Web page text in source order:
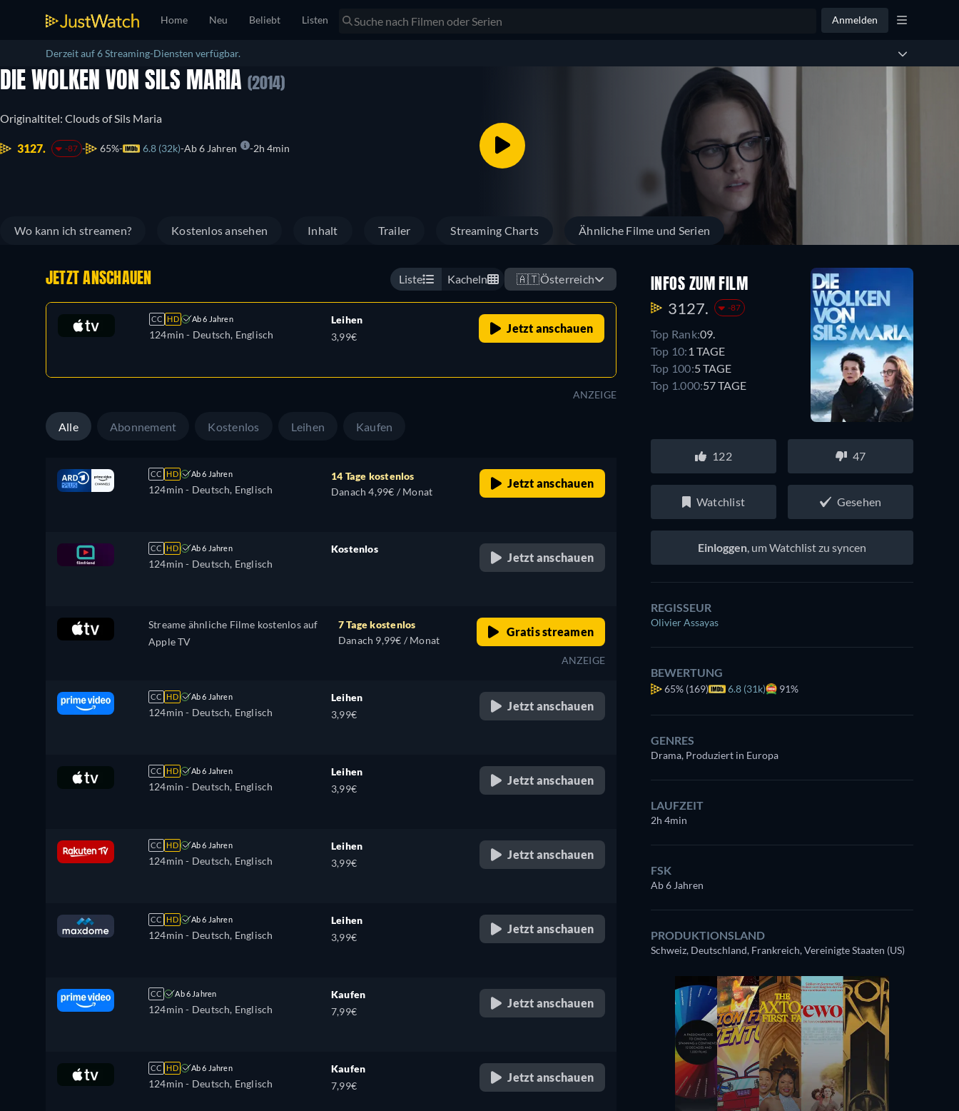
Home Neu Beliebt Listen Anmelden
Derzeit auf 6 Streaming-Diensten verfügbar.
DIE WOLKEN VON SILS MARIA (2014)
Originaltitel: Clouds of Sils Maria
3127. -87 65% 6.8 (32k) Ab 6 Jahren 2h 4min
Wo kann ich streamen? Kostenlos ansehen Inhalt Trailer Streaming Charts Ähnliche Filme und Serien
JETZT ANSCHAUEN Liste Kacheln 🇦🇹Österreich
CC HD Ab 6 Jahren
124min - Deutsch, Englisch
Leihen
3,99€
Jetzt anschauen
ANZEIGE
Alle Abonnement Kostenlos Leihen Kaufen
CC HD Ab 6 Jahren
124min - Deutsch, Englisch
14 Tage kostenlos
Danach 4,99€ / Monat
Jetzt anschauen
CC HD Ab 6 Jahren
124min - Deutsch, Englisch
Kostenlos
Jetzt anschauen
Streame ähnliche Filme kostenlos auf
Apple TV
7 Tage kostenlos
Danach 9,99€ / Monat
Gratis streamen
ANZEIGE
CC HD Ab 6 Jahren
124min - Deutsch, Englisch
Leihen
3,99€
Jetzt anschauen
CC HD Ab 6 Jahren
124min - Deutsch, Englisch
Leihen
3,99€
Jetzt anschauen
CC HD Ab 6 Jahren
124min - Deutsch, Englisch
Leihen
3,99€
Jetzt anschauen
CC HD Ab 6 Jahren
124min - Deutsch, Englisch
Leihen
3,99€
Jetzt anschauen
CC Ab 6 Jahren
124min - Deutsch, Englisch
Kaufen
7,99€
Jetzt anschauen
CC HD Ab 6 Jahren
124min - Deutsch, Englisch
Kaufen
7,99€
Jetzt anschauen
INFOS ZUM FILM
3127. -87
Top Rank:09.
Top 10: 1 TAGE
Top 100:5 TAGE
Top 1.000:57 TAGE
122 47
Watchlist Gesehen
Einloggen, um Watchlist zu syncen
REGISSEUR
Olivier Assayas
BEWERTUNG
65% (169) 6.8 (31k) 91%
GENRES
Drama, Produziert in Europa
LAUFZEIT
2h 4min
FSK
Ab 6 Jahren
PRODUKTIONSLAND
Schweiz, Deutschland, Frankreich, Vereinigte Staaten (US)